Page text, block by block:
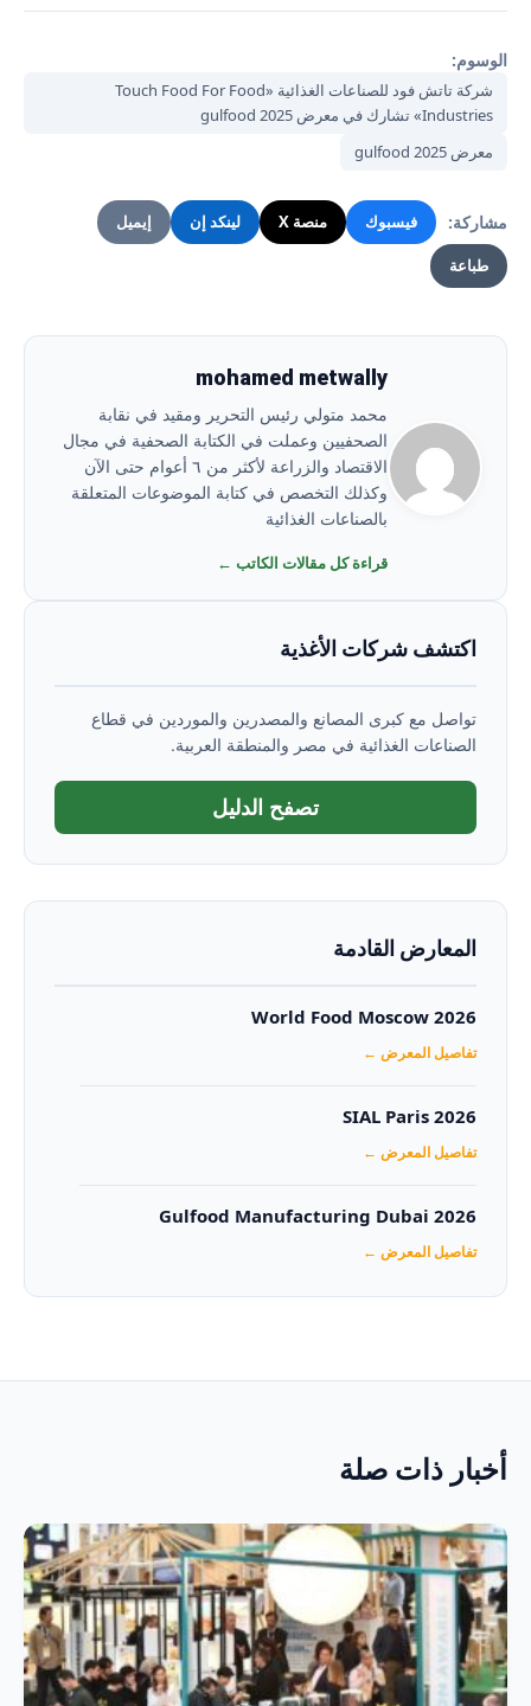
الوسوم:
شركة تاتش فود للصناعات الغذائية «Touch Food For Food
Industries» تشارك في معرض gulfood 2025
معرض gulfood 2025
مشاركة: فيسبوك منصة X لينكد إن إيميل
طباعة
mohamed metwally
محمد متولي رئيس التحرير ومقيد في نقابة
الصحفيين وعملت في الكتابة الصحفية في مجال
الاقتصاد والزراعة لأكثر من ٦ أعوام حتى الآن
وكذلك التخصص في كتابة الموضوعات المتعلقة
بالصناعات الغذائية
قراءة كل مقالات الكاتب ←
اكتشف شركات الأغذية
تواصل مع كبرى المصانع والمصدرين والموردين في قطاع
الصناعات الغذائية في مصر والمنطقة العربية.
تصفح الدليل
المعارض القادمة
World Food Moscow 2026
تفاصيل المعرض ←
SIAL Paris 2026
تفاصيل المعرض ←
Gulfood Manufacturing Dubai 2026‏
تفاصيل المعرض ←
أخبار ذات صلة